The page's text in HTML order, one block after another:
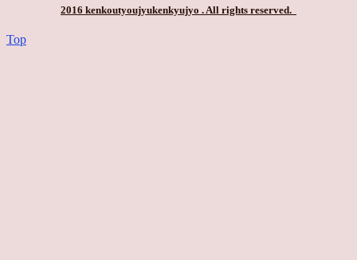
2016 kenkoutyoujyukenkyujyo . All rights reserved.
Top